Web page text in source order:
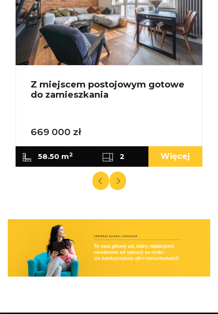
Z miejscem postojowym gotowe
do zamieszkania
669 000 zł
58.50 m2 2 Więcej